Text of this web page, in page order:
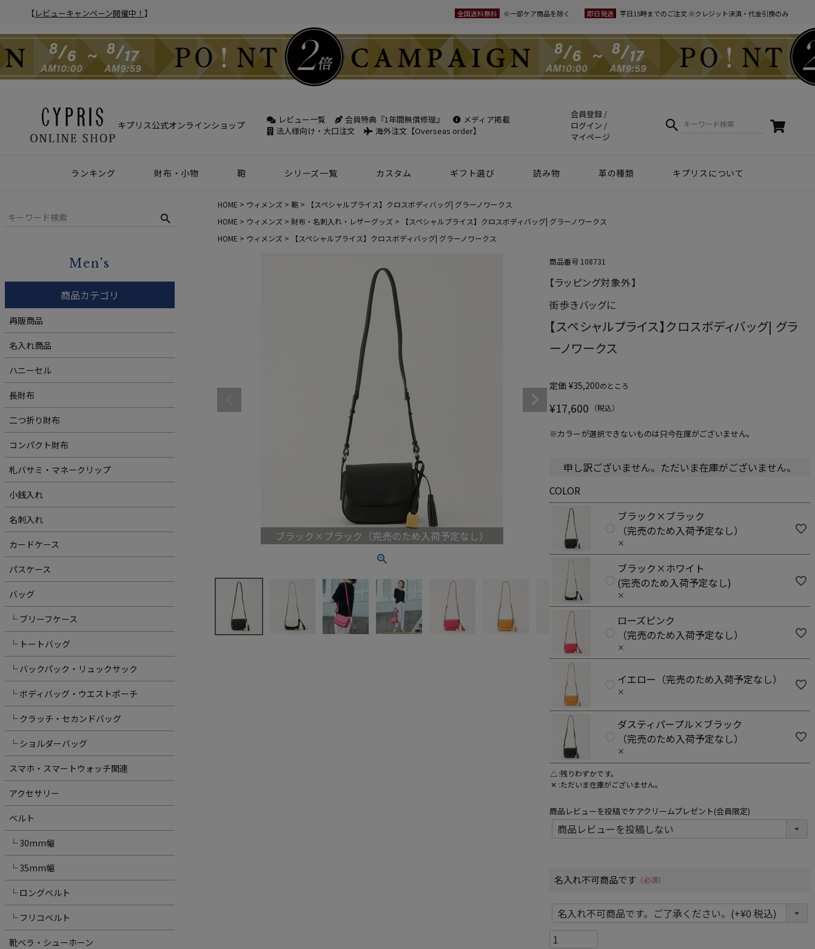
【 レビューキャンペーン開催中！ 】 全国送料無料 ※一部ケア商品を除く 即日発送 平日15時までのご注文 ※クレジット決済・代金引換のみ
キプリス公式オンラインショップ レビュー一覧 会員特典『1年間無償修理』
メディア掲載
法人様向け・大口注文
海外注文【Overseas order】
会員登録
ログイン
マイページ
検索
ランキング
財布・小物
ハニーセル
名刺入れ
ウィメンズ 名刺入れ
スペシャルプライス
スマホ・スマートウォッチ関連
靴ベラ・シューホーン
ウォッチバンド
30mm幅
35mm幅
フリコベルト
鞄
シリーズ一覧 カスタム
ギフト選び
読み物
革の種類
キプリスについて
Men's
商品カテゴリ
再販商品
名入れ商品
ハニーセル
長財布
二つ折り財布
コンパクト財布
札バサミ・マネークリップ
小銭入れ
名刺入れ
カードケース
パスケース
バッグ
└ ブリーフケース
└ トートバッグ
└ バックパック・リュックサック
└ ボディバッグ・ウエストポーチ
└ クラッチ・セカンドバッグ
└ ショルダーバッグ
スマホ・スマートウォッチ関連
アクセサリー
ベルト
└ 30mm幅
└ 35mm幅
└ ロングベルト
└ フリコベルト
靴ベラ・シューホーン
HOME ウィメンズ 鞄
【スペシャルプライス】クロスボディバッグ| グラーノワークス
HOME
ウィメンズ 財布・名刺入れ・レザーグッズ
【スペシャルプライス】クロスボディバッグ| グラーノワークス
HOME
ウィメンズ 【スペシャルプライス】クロスボディバッグ| グラーノワークス
ブラック×ブラック（完売のため入荷予定なし） ブラック×ホワイト (完売のため入荷予定なし) ローズ
商品番号 108731
【ラッピング対象外】
街歩きバッグに
【スペシャルプライス】クロスボディバッグ| グラ
ーノワークス
定価 ¥35,200のところ
¥17,600
※カラーが選択できないものは只今在庫がございません。
申し訳ございません。ただいま在庫がございません。
COLOR
ブラック×ブラック
（完売のため入荷予定なし）
×
ブラック×ホワイト
(完売のため入荷予定なし)
×
ローズピンク
（完売のため入荷予定なし）
×
イエロー（完売のため入荷予定なし）
×
ダスティパープル×ブラック
（完売のため入荷予定なし）
×
△ 残りわずかです。
✕ ただいま在庫がございません。
商品レビューを投稿でケアクリームプレゼント(会員限定)
名入れ不可商品です